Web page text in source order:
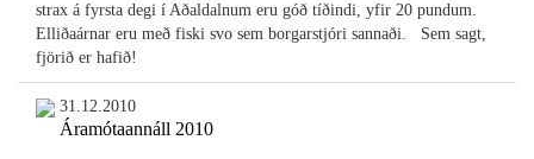
strax á fyrsta degi í Aðaldalnum eru góð tíðindi, yfir 20 pundum.
Elliðaárnar eru með fiski svo sem borgarstjóri sannaði. Sem sagt,
fjörið er hafið!
31.12.2010
Áramótaannáll 2010